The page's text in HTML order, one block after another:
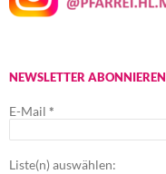
NEWSLETTER ABONNIEREN
E-Mail *
Liste(n) auswählen: